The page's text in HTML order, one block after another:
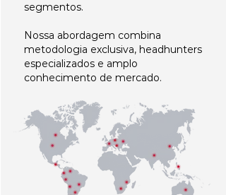
segmentos.
Nossa abordagem combina
metodologia exclusiva, headhunters
especializados e amplo
conhecimento de mercado.